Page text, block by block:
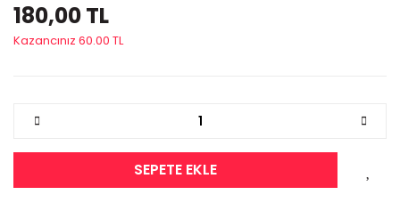
180,00 TL
Kazancınız 60.00 TL
SEPETE EKLE